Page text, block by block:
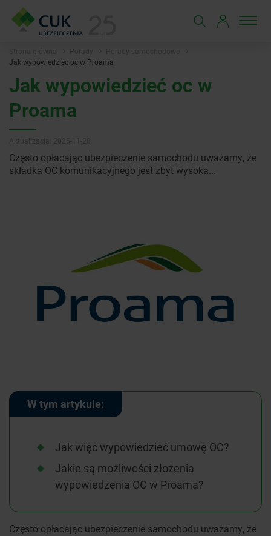
Jak wypowiedzieć oc w Proama
Jak wypowiedzieć oc w
Proama
Często opłacając ubezpieczenie samochodu uważamy, że
składka OC komunikacyjnego jest zbyt wysoka...
W tym artykule:
Jak więc wypowiedzieć umowę OC?
Jakie są możliwości złożenia
wypowiedzenia OC w Proama?
Często opłacając ubezpieczenie samochodu uważamy, że